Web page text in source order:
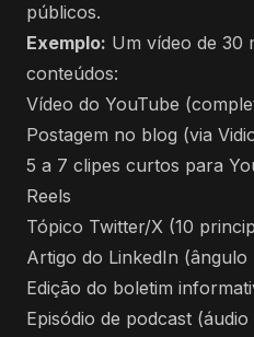
públicos.
Exemplo: Um vídeo de 30
conteúdos:
Vídeo do YouTube
Postagem no blog (via
5 a 7 clipes curtos para
Reels
Tópico Twitter/X (10
Artigo do LinkedIn (ângulo
Edição do boletim
Episódio de podcast